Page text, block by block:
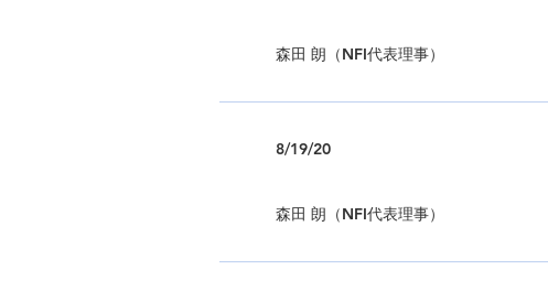
森田 朗（NFI代表理事）
8/19/20
森田 朗（NFI代表理事）